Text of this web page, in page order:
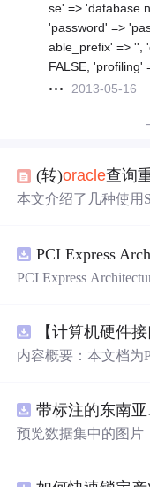
se' => 'database
'password' =>
able_prefix' => '',
FALSE, 'profiling'
2013-05-16
(转)oracle查询
本文介绍了几种使用
PCI Express
内容概要：本文档为
ity IDs）以
预览数据集中的图片